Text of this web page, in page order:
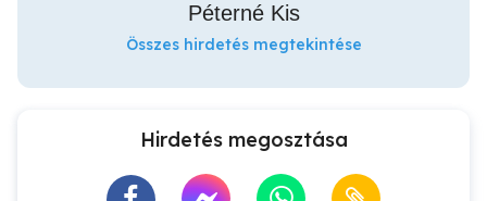
Péterné Kis
Összes hirdetés megtekintése
Hirdetés megosztása